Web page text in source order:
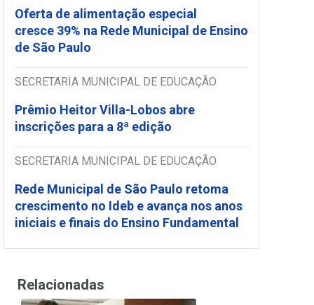
Oferta de alimentação especial
cresce 39% na Rede Municipal de Ensino
de São Paulo
SECRETARIA MUNICIPAL DE EDUCAÇÃO
Prêmio Heitor Villa-Lobos abre
inscrições para a 8ª edição
SECRETARIA MUNICIPAL DE EDUCAÇÃO
Rede Municipal de São Paulo retoma
crescimento no Ideb e avança nos anos
iniciais e finais do Ensino Fundamental
Relacionadas